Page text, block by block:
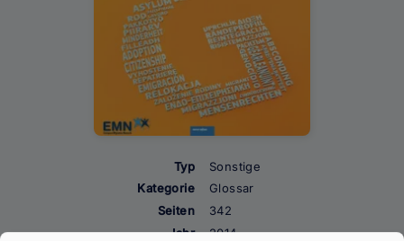
Typ
Sonstige
Kategorie
Glossar
Seiten
342
Jahr
2014